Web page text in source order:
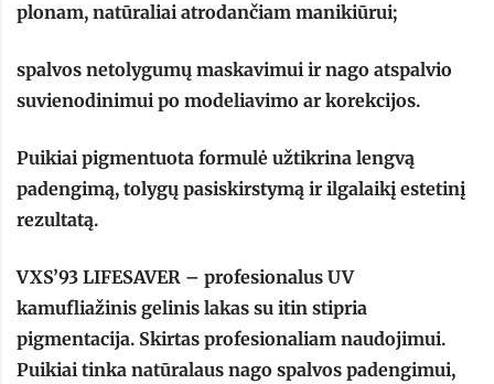
plonam, natūraliai atrodančiam manikiūrui;
spalvos netolygumų maskavimui ir nago atspalvio
suvienodinimui po modeliavimo ar korekcijos.
Puikiai pigmentuota formulė užtikrina lengvą
padengimą, tolygų pasiskirstymą ir ilgalaikį estetinį
rezultatą.
VXS’93 LIFESAVER – profesionalus UV
kamufliažinis gelinis lakas su itin stipria
pigmentacija. Skirtas profesionaliam naudojimui.
Puikiai tinka natūralaus nago spalvos padengimui,